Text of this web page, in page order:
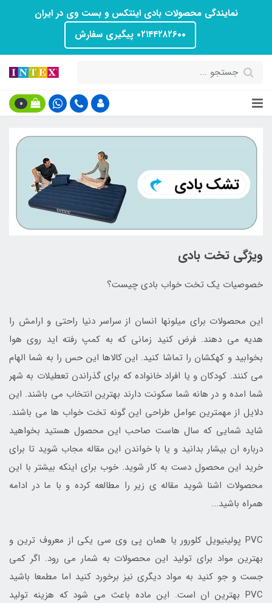
نمایندگی محصولات بادی اینتکس و بست وی در ایران
۰۲۱۴۴۲۸۲۶۰۰ پیگیری سفارش
0
ویژگی تخت بادی
خصوصیات یک تخت خواب بادی چیست؟
این محصولات برای میلونها انسان از سراسر دنیا راحتی و ارامش را
هدیه می دهند. فرض کنید زمانی که به کمپ رفته اید روی هوا
بخوابید و کهکشان را تماشا کنید. این کالاها این حس را به شما الهام
می کنند. کودکان و یا افراد خانواده که برای گذراندن تعطیلات به شهر
شما امده و در هانه شما سکونت دارند بهترین انتخاب می باشند. این
دلایل از مهمترین عوامل طراحی این گونه تخت خواب ها می باشند.
شاید شمایی که سال هاست صاحب این محصول هستید بخواهید
درباره ان بیشار بدانید و یا با خواندن این مقاله مجاب شوید تا برای
خرید این محصول دست به کار شوید. خوب برای اینکه بیشتر با این
محصولات اشنا شوید مقاله ی زیر را مطالعه کرده و با ما در ادامه
همراه باشید...
PVC پولینیویل کلورور یا همان پی وی سی یکی از معروف ترین و
بهترین مواد برای تولید این محصولات به شمار می رود. اگر کمی
جست و جو کنید به مواد دیگری نیز برخورد کنید اما مطمعا باشید
PVC بهترین ان است. این ماده باعث می شود که هزینه تولید